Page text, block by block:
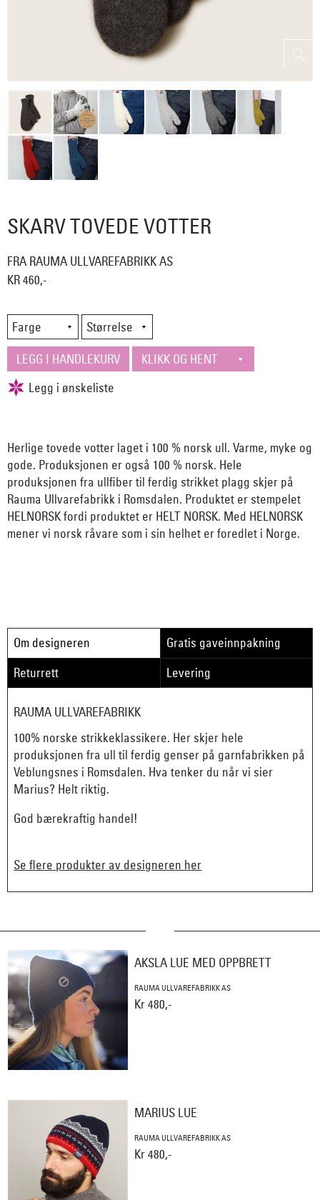
SKARV TOVEDE VOTTER
FRA RAUMA ULLVAREFABRIKK AS
KR 460,-
Herlige tovede votter laget i 100 % norsk ull. Varme, myke og
gode. Produksjonen er også 100 % norsk. Hele
produksjonen fra ullfiber til ferdig strikket plagg skjer på
Rauma Ullvarefabrikk i Romsdalen. Produktet er stempelet
HELNORSK fordi produktet er HELT NORSK. Med HELNORSK
mener vi norsk råvare som i sin helhet er foredlet i Norge.
Om designeren
Gratis gaveinnpakning
Returrett
Levering
RAUMA ULLVAREFABRIKK
100% norske strikkeklassikere. Her skjer hele
produksjonen fra ull til ferdig genser på garnfabrikken på
Veblungsnes i Romsdalen. Hva tenker du når vi sier
Marius? Helt riktig.
God bærekraftig handel!
Se flere produkter av designeren her
AKSLA LUE MED OPPBRETT
RAUMA ULLVAREFABRIKK AS
Kr 480,-
MARIUS LUE
RAUMA ULLVAREFABRIKK AS
Kr 480,-